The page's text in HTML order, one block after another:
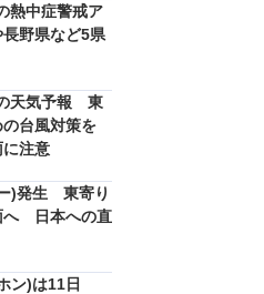
B
C
D
？
熱中症警戒ア
野県など5県
天気予報 東
の台風対策を
注意
)発生 東寄り
へ 日本への直
ン)は11日